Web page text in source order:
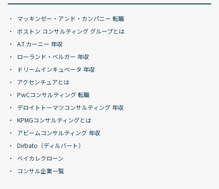
マッキンゼー・アンド・カンパニー 転職
ボストン コンサルティング グループとは
A.T.カーニー 年収
ローランド・ベルガー 年収
ドリームインキュベータ 年収
アクセンチュアとは
PwCコンサルティング 転職
デロイトトーマツコンサルティング 年収
KPMGコンサルティングとは
アビームコンサルティング 年収
Dirbato（ディルバート）
ベイカレクローン
コンサル企業一覧